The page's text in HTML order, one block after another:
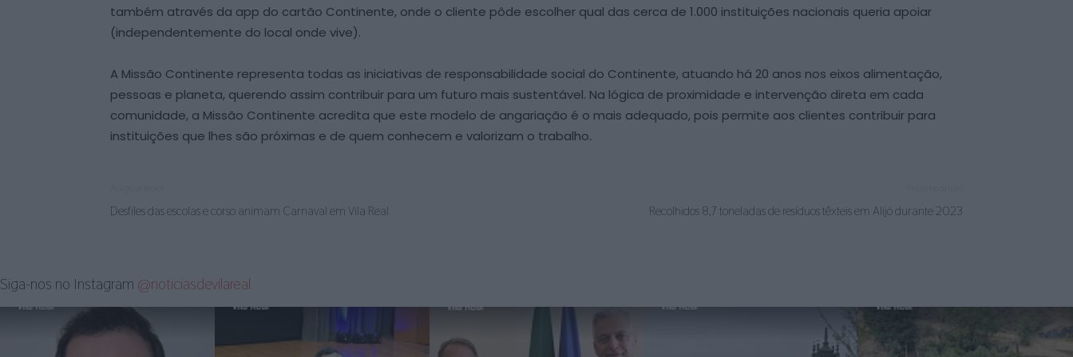
também através da app do cartão Continente, onde o cliente pôde escolher qual das cerca de 1.000 instituições nacionais queria apoiar
(independentemente do local onde vive).
A Missão Continente representa todas as iniciativas de responsabilidade social do Continente, atuando há 20 anos nos eixos alimentação,
pessoas e planeta, querendo assim contribuir para um futuro mais sustentável. Na lógica de proximidade e intervenção direta em cada
comunidade, a Missão Continente acredita que este modelo de angariação é o mais adequado, pois permite aos clientes contribuir para
instituições que lhes são próximas e de quem conhecem e valorizam o trabalho.
Desfiles das escolas e corso animam Carnaval em Vila Real Recolhidos 8,7 toneladas de resíduos têxteis em Alijó durante 2023
Siga-nos no Instagram @noticiasdevilareal